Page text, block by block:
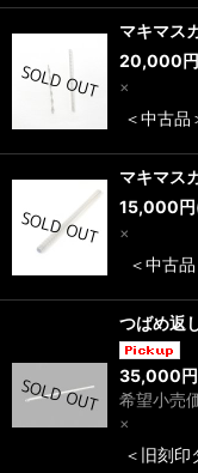
マキマス
20,000円
×
＜中古
マキマス
15,000円
×
＜中古
つばめ返
35,000円
希望小売
×
＜旧刻